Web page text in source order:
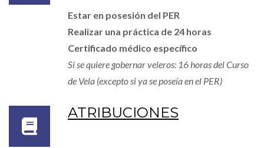
Estar en posesión del PER
Realizar una práctica de 24 horas
Certificado médico específico
Si se quiere gobernar veleros: 16 horas del Curso
de Vela (excepto si ya se poseía en el PER)
ATRIBUCIONES